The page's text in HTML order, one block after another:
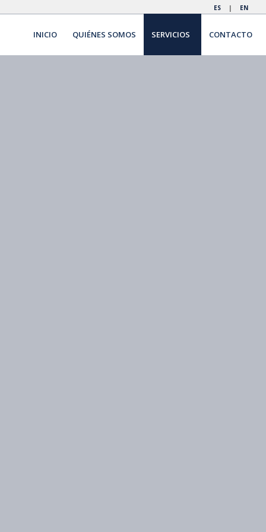
ES | EN
INICIO QUIÉNES SOMOS SERVICIOS CONTACTO